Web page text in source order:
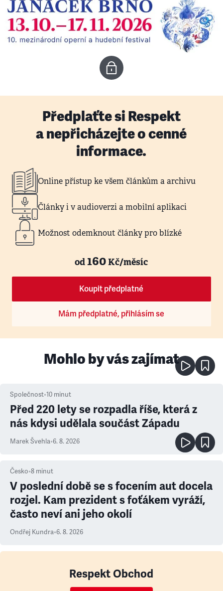
Předplaťte si Respekt
a nepřicházejte o cenné
informace.
Online přístup ke všem článkům a archivu
Články i v audioverzi a mobilní aplikaci
Možnost odemknout články pro blízké
od160Kč/měsíc
Koupit předplatné
Mám předplatné, přihlásím se
Mohlo by vás zajímat
Společnost•10 minut
Před 220 lety se rozpadla říše, která z
nás kdysi udělala součást Západu
Marek Švehla•6. 8. 2026
Česko•8 minut
V poslední době se s focením aut docela
rozjel. Kam prezident s foťákem vyráží,
často neví ani jeho okolí
Ondřej Kundra•6. 8. 2026
Respekt Obchod